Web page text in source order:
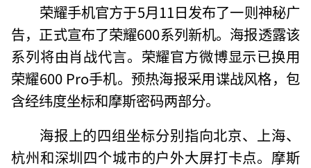
荣耀手机官方于5月11日发布了一则神秘广
告，正式宣布了荣耀600系列新机。海报透露该
系列将由肖战代言。荣耀官方微博显示已换用
荣耀600 Pro手机。预热海报采用谍战风格，包
含经纬度坐标和摩斯密码两部分。
海报上的四组坐标分别指向北京、上海、
杭州和深圳四个城市的户外大屏打卡点。摩斯